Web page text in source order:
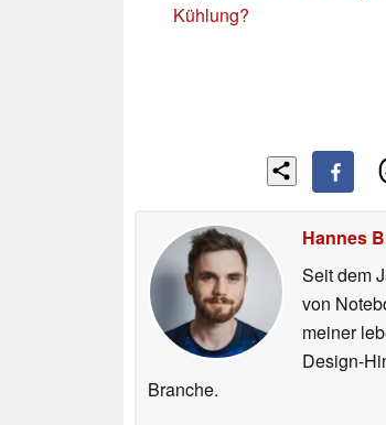
Kühlung?
Hannes
Seit dem
von
meiner
Design-
Branche.